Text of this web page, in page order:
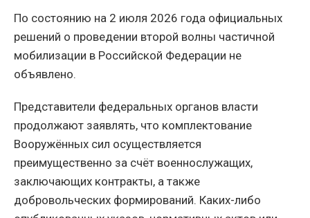
По состоянию на 2 июля 2026 года официальных
решений о проведении второй волны частичной
мобилизации в Российской Федерации не
объявлено.
Представители федеральных органов власти
продолжают заявлять, что комплектование
Вооружённых сил осуществляется
преимущественно за счёт военнослужащих,
заключающих контракты, а также
добровольческих формирований. Каких-либо